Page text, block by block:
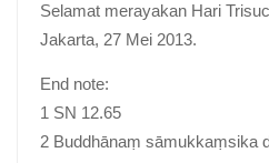
Selamat merayakan Hari
Jakarta, 27 Mei 2013.
End note:
1 SN 12.65
2 Buddhānaṃ sāmukkaṃsika